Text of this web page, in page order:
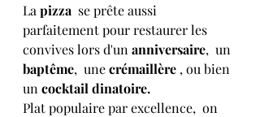
La pizza
  se prête aussi
parfaitement pour restaurer les
convives lors d'un anniversaire,  un
baptême,  une crémaillère , ou bien
un cocktail dinatoire.
Plat populaire par excellence,  on